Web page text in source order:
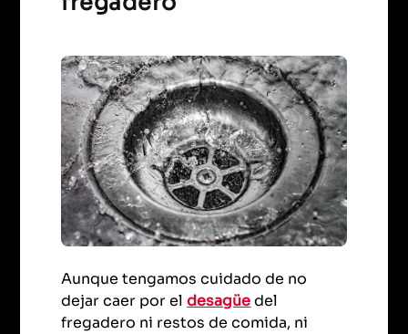
Aunque tengamos cuidado de no
dejar caer por eldesagüedel
fregadero ni restos de comida, ni